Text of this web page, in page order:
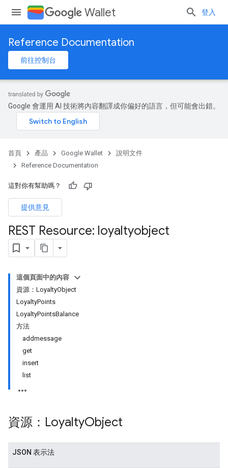
Wallet 登入
Reference Documentation
前往控制台
Google 會運用 AI 技術將內容翻譯成你偏好的語言，但可能會出錯。
首頁 產品 Google Wallet
說明文件
Reference Documentation
這對你有幫助嗎？
提供意見
REST Resource: loyaltyobject
這個頁面中的內容
資源：LoyaltyObject
LoyaltyPoints
LoyaltyPointsBalance
方法
addmessage
get
insert
list
資源：LoyaltyObject
JSON 表示法